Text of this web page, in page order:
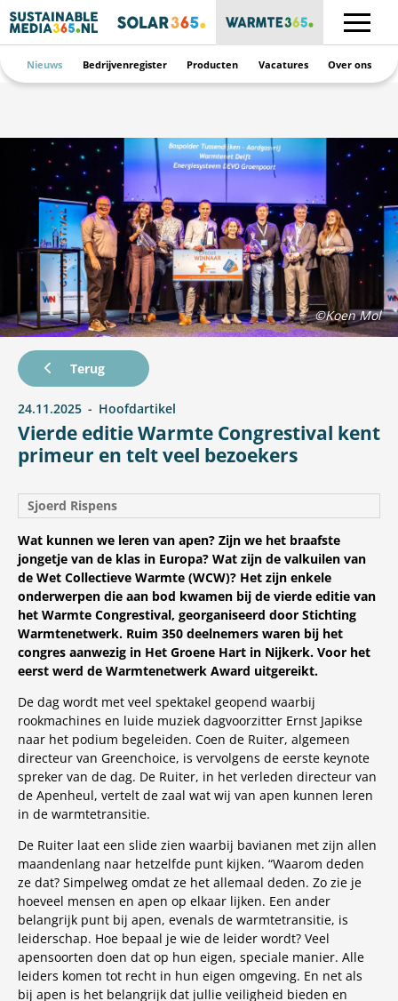
Nieuws Bedrijvenregister Producten Vacatures Over ons
Vierde editie Warmte Congrestival kent
primeur en telt veel bezoekers
Terug
24.11.2025 Hoofdartikel
Sjoerd Rispens
©Koen Mol
Wat kunnen we leren van apen? Zijn we het braafste
jongetje van de klas in Europa? Wat zijn de valkuilen van
de Wet Collectieve Warmte (WCW)? Het zijn enkele
onderwerpen die aan bod kwamen bij de vierde editie van
het Warmte Congrestival, georganiseerd door Stichting
Warmtenetwerk. Ruim 350 deelnemers waren bij het
congres aanwezig in Het Groene Hart in Nijkerk. Voor het
eerst werd de Warmtenetwerk Award uitgereikt.
De dag wordt met veel spektakel geopend waarbij
rookmachines en luide muziek dagvoorzitter Ernst Japikse
naar het podium begeleiden. Coen de Ruiter, algemeen
directeur van Greenchoice, is vervolgens de eerste keynote
spreker van de dag. De Ruiter, in het verleden directeur van
de Apenheul, vertelt de zaal wat wij van apen kunnen leren
in de warmtetransitie.
De Ruiter laat een slide zien waarbij bavianen met zijn allen
maandenlang naar hetzelfde punt kijken. “Waarom deden
ze dat? Simpelweg omdat ze het allemaal deden. Zo zie je
hoeveel mensen en apen op elkaar lijken. Een ander
belangrijk punt bij apen, evenals de warmtetransitie, is
leiderschap. Hoe bepaal je wie de leider wordt? Veel
apensoorten doen dat op hun eigen, speciale manier. Alle
leiders komen tot recht in hun eigen omgeving. En net als
bij apen is het belangrijk dat jullie veiligheid bieden en